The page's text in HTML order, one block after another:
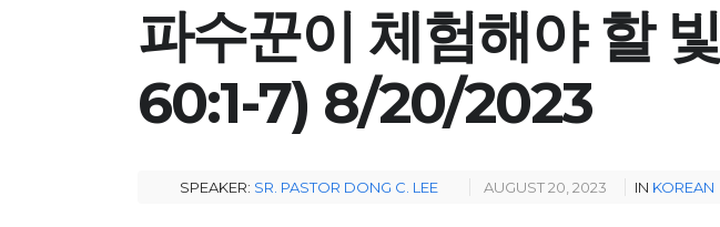
파수꾼이 체험해야 할
60:1-7) 8/20/2023
SPEAKER: SR. PASTOR DONG C. LEE AUGUST 20, 2023 IN KOREAN